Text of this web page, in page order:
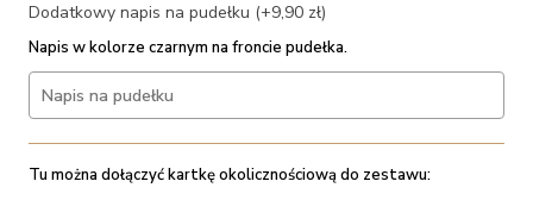
Dodatkowy napis na pudełku (+9,90 zł)
Napis w kolorze czarnym na froncie pudełka.
Tu można dołączyć kartkę okolicznościową do zestawu: